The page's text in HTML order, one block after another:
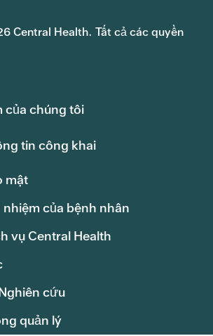
Central Health. Tất cả các quyền
của chúng tôi
tin công khai
mật
của bệnh nhân
vụ Central Health
cứu
quản lý